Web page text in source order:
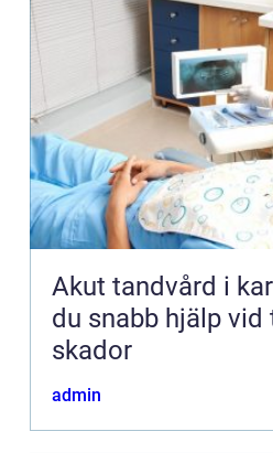
Akut tandvård i
du snabb hjälp
skador
admin